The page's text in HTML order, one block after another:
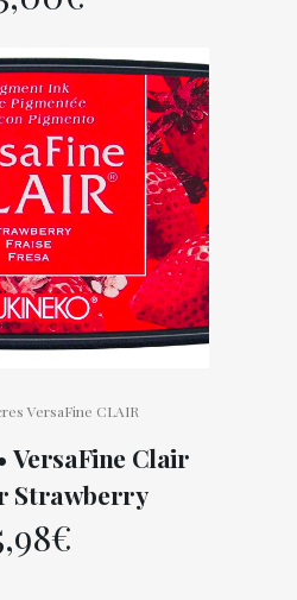
VersaFine CLAIR
VersaFine Clair
Strawberry
€